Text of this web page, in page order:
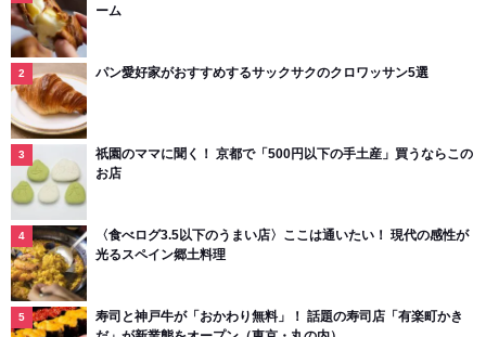
ーム
パン愛好家がおすすめするサックサクのクロワッサン5選
祇園のママに聞く！ 京都で「500円以下の手土産」買うならこの
お店
〈食べログ3.5以下のうまい店〉ここは通いたい！ 現代の感性が
光るスペイン郷土料理
寿司と神戸牛が「おかわり無料」！ 話題の寿司店「有楽町かき